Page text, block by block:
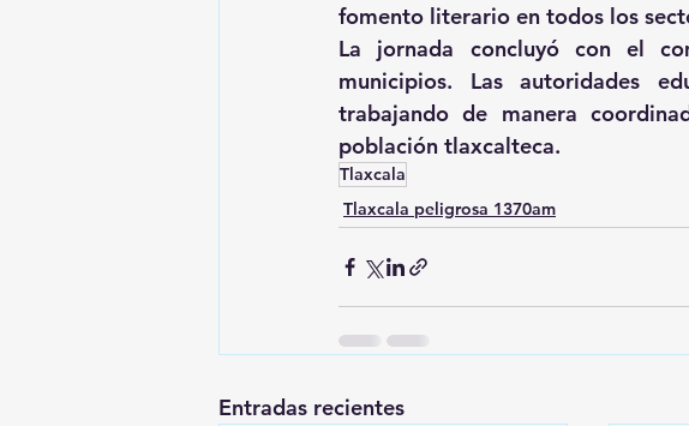
fomento literario en todos los
La jornada concluyó con el
municipios. Las autoridades
trabajando de manera
población tlaxcalteca.
Tlaxcala
Tlaxcala peligrosa 1370am
Entradas recientes